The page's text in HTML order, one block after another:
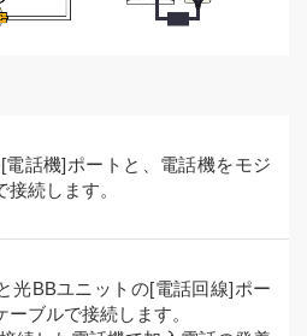
話機]ポートと、電話機をモジ
接続します。
光BBユニットの[電話回線]ポー
ーブルで接続します。